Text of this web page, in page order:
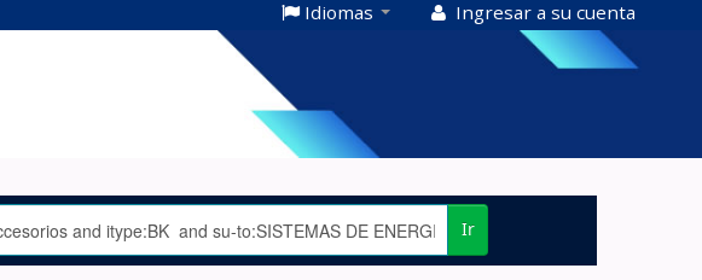
Idiomas Ingresar a su cuenta
Ir